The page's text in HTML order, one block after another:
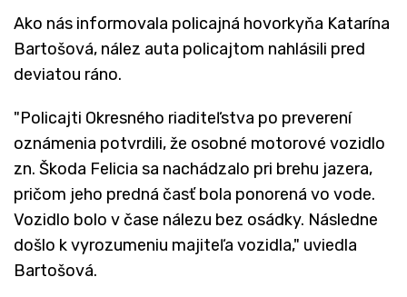
Ako nás informovala policajná hovorkyňa Katarína
Bartošová, nález auta policajtom nahlásili pred
deviatou ráno.
"Policajti Okresného riaditeľstva po preverení
oznámenia potvrdili, že osobné motorové vozidlo
zn. Škoda Felicia sa nachádzalo pri brehu jazera,
pričom jeho predná časť bola ponorená vo vode.
Vozidlo bolo v čase nálezu bez osádky. Následne
došlo k vyrozumeniu majiteľa vozidla," uviedla
Bartošová.